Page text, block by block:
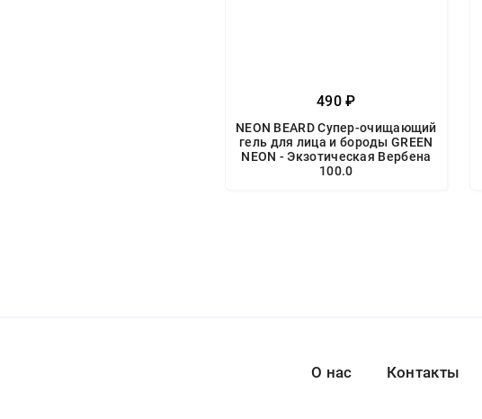
490 ₽
NEON BEARD Супер-очищающий
гель для лица и бороды GREEN
NEON - Экзотическая Вербена
100.0
О нас Контакты